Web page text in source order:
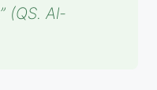
(QS. Al-